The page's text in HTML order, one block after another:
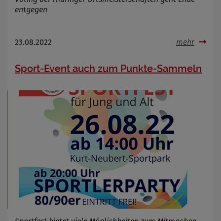
entgegen
23.08.2022 mehr
Sport-Event auch zum Punkte-Sammeln
OpenWeatherAPI gesetzt werden
Anbieter
Cookie Name